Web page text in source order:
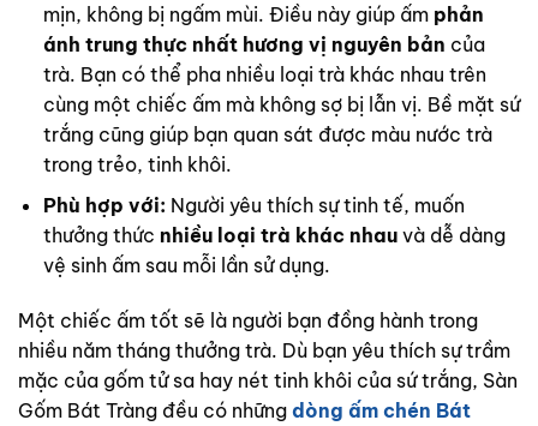
mịn, không bị ngấm mùi. Điều này giúp ấm phản
ánh trung thực nhất hương vị nguyên bản của
trà. Bạn có thể pha nhiều loại trà khác nhau trên
cùng một chiếc ấm mà không sợ bị lẫn vị. Bề mặt sứ
trắng cũng giúp bạn quan sát được màu nước trà
trong trẻo, tinh khôi.
Phù hợp với: Người yêu thích sự tinh tế, muốn
thưởng thức nhiều loại trà khác nhauvà dễ dàng
vệ sinh ấm sau mỗi lần sử dụng.
Một chiếc ấm tốt sẽ là người bạn đồng hành trong
nhiều năm tháng thưởng trà. Dù bạn yêu thích sự trầm
mặc của gốm tử sa hay nét tinh khôi của sứ trắng, Sàn
Gốm Bát Tràng đều có những dòng ấm chén Bát